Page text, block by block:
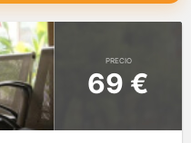
PRECIO
69 €